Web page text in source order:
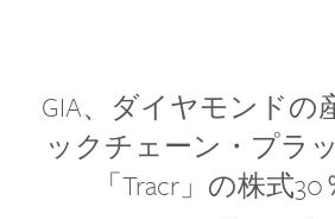
GIA、ダイヤモンドの
ックチェーン・プラ
「Tracr」の株式